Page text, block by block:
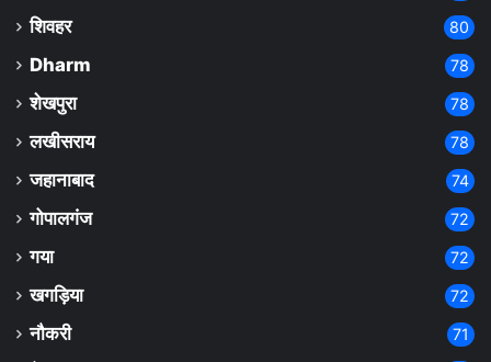
शिवहर 80
Dharm 78
शेखपुरा 78
लखीसराय 78
जहानाबाद 74
गोपालगंज 72
गया 72
खगड़िया 72
नौकरी 71